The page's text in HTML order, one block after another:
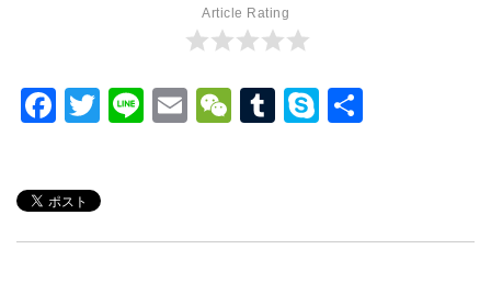
Article Rating
F
e
b
T
er
Li
E
W
at
T
r
S